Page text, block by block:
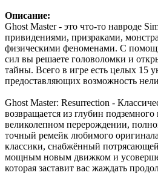
Описание:
Ghost Master - это что-то навроде
привидениями, призраками,
физическими феноменами. С
сил вы решаете головоломки и
тайны. Всего в игре есть целых 15
предоставляющих возможность
Ghost Master: Resurrection -
возвращается из глубин
великолепном перерождении,
точный ремейк любимого
классики, снабжённый
мощным новым движком и
которая заставит вас жаждать